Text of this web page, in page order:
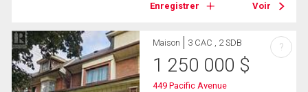
Enregistrer Voir
Maison 3 CAC , 2 SDB
1 250 000 $
449 Pacific Avenue
?